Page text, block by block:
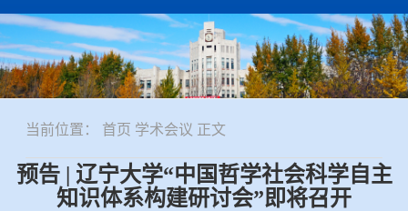
当前位置： 首页 学术会议 正文
预告 | 辽宁大学“中国哲学社会科学自主
知识体系构建研讨会”即将召开